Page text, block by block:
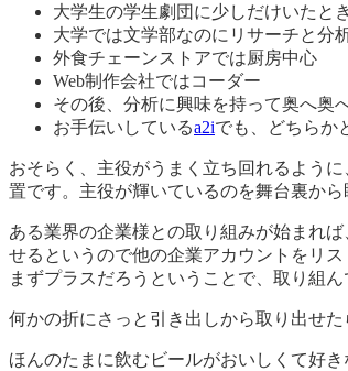
大学生の学生劇団に少しだけいたと
大学では文学部なのにリサーチと分
外食チェーンストアでは厨房中心
Web制作会社ではコーダー
その後、分析に興味を持って奥へ奥
お手伝いしているa2iでも、どちらか
おそらく、主役がうまく立ち回れるよう
置です。主役が輝いているのを舞台裏か
ある業界の企業様との取り組みが始まれ
せるというので他の企業アカウントをリ
まずプラスだろうということで、取り組
何かの折にさっと引き出しから取り出せた
ほんのたまに飲むビールがおいしくて好